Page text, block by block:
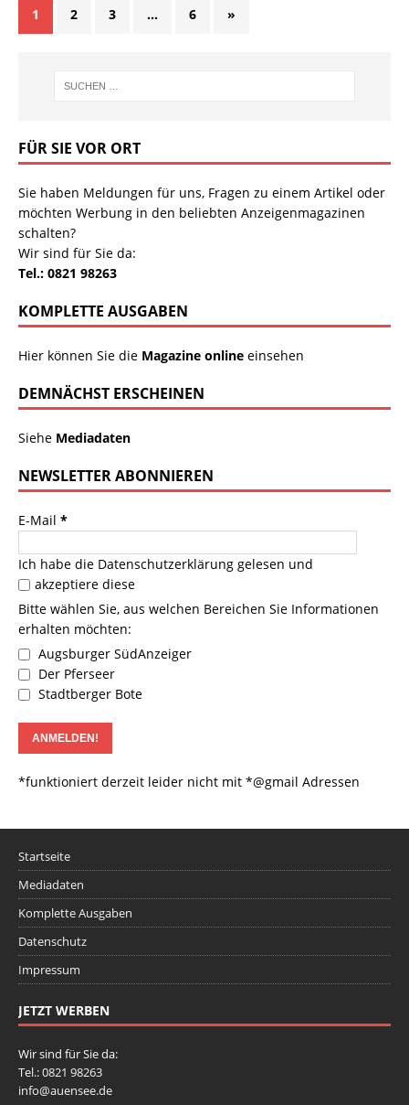
1 2 3 … 6 »
FÜR SIE VOR ORT
Sie haben Meldungen für uns, Fragen zu einem Artikel oder
möchten Werbung in den beliebten Anzeigenmagazinen
schalten?
Wir sind für Sie da:
Tel.: 0821 98263
KOMPLETTE AUSGABEN
Hier können Sie die Magazine online einsehen
DEMNÄCHST ERSCHEINEN
Siehe Mediadaten
NEWSLETTER ABONNIEREN
E-Mail *
Ich habe die Datenschutzerklärung gelesen und
akzeptiere diese
Bitte wählen Sie, aus welchen Bereichen Sie Informationen
erhalten möchten:
Augsburger SüdAnzeiger
Der Pferseer
Stadtberger Bote
*funktioniert derzeit leider nicht mit *@gmail Adressen
Startseite
Mediadaten
Komplette Ausgaben
Datenschutz
Impressum
JETZT WERBEN
Wir sind für Sie da:
Tel.: 0821 98263
info@auensee.de